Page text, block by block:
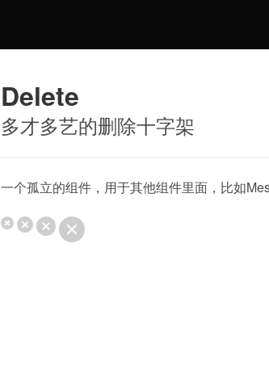
Delete
多才多艺的删除十字架
一个孤立的组件，用于其他组件里面，比如